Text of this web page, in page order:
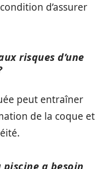
d’assurer
risques d’une
peut entraîner
de la coque et
a besoin